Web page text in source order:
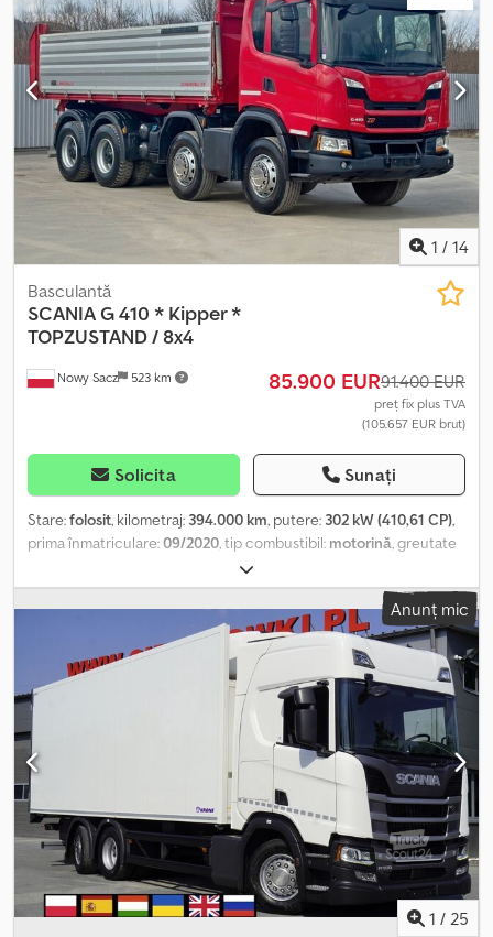
accidente ÎN STARE BUNĂ! AN DE FABRICAȚIE: 2019 KILOMETRAJ:
231.000 km DOTĂRI: - ABS - Geamuri electrice - Servodirecție -
Tahograf CAPACITATE DE ÎNCĂRCARE: 20.000 kg GREUTATE
TOTALĂ: 34.000 kg AMPATAMENT: 200/220/135 cm DIMENSIUNE
ANVELOPE: 13R22,5 SUSPENSIE: PE ARC TEL: KUBA – POLONEZĂ,
ENGLEZĂ, GERMANĂ, ITALIANĂ SEBASTIAN – POLONEZĂ,
GERMANĂ, ITALIANĂ, ???? LASZLO – MAGHIARĂ Crjdpfx Aasv Ddb
Ue Ejf COSTEL – ROMÂNĂ (Româna: efectuăm toate formalitățile
pentru export, inclusiv numere provizorii) RADEK – ???? Ref. nr:
1 / 14
Nowy Sacz 523 km
Basculantă
SCANIAG 410 * Kipper *
TOPZUSTAND / 8x4
85.900 EUR91.400 EUR
preț fix plus TVA
(105.657 EUR brut)
Solicita Sunați
Stare:folosit, kilometraj: 394.000 km, putere: 302 kW (410,61 CP),
prima înmatriculare:09/2020 , tip combustibil: motorină , greutate
, configurație ax:3 axe
angrenaj:automat, lungimea spațiului de încărcare:5.700 mm,
lățimea spațiului de încărcare:2.400 mm, înălțime spațiu de
, An de fabricație:2020, Dotări:ABS, aer
condiționat, Scania G 410 / 8x4 BASCULANTĂ FĂRĂ ACCIDENTE ÎN
STARE BUNĂ! ⏳ AN AN FABRICAȚIE: 2020 ⏱️ KILOMETRAJ: 394 000
km ECHIPARE: ✔️ ABS ✔️ GEAMURI ELECTRICE ✔️ SERVODIRECȚIE
✔️ TAHOGRAF CAPACITATE: 20.000 kg GREUTATE TOTALĂ: 32.000
kg Credpfoyv Tztox Aa Ejf AMPATAMENT: 200/235/136 cm
DIMENSIUNE ANVELOPE: 315/80R22,5 SUSPENSIE: PE FOI DE ARC
TEL: KUBA - POLONEZĂ, ENGLEZĂ, GERMANĂ, ITALIANĂ
SEBASTIAN - POLONEZĂ, GERMANĂ, ITALIANĂ, ???? LASZLO -
MAGHIARĂ COSTEL - ROMÂNĂ (Română: facem toate formalitățile
pentru export, inclusiv numere) RADEK - ???? Ref. nr: 2
Anunț mic
1 / 25